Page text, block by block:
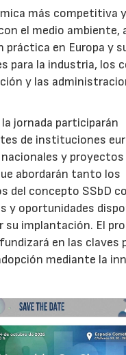
más competitiva y
el medio ambiente,
práctica en Europa y
para la industria, los
y las
jornada participarán
de instituciones
y proyectos
abordarán tanto los
del concepto SSbD
y oportunidades
su implantación. El
en las claves
mediante la